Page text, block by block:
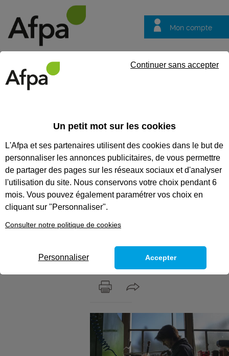
Mon compte
questions
Mécanicien
réparateur,
mécanicienne
réparatrice de
matériels agricoles
option parcs et
jardins
Un petit mot sur les cookies
L'Afpa et ses partenaires utilisent des cookies dans le but de
personnaliser les annonces publicitaires, de vous permettre
de partager des pages sur les réseaux sociaux et d'analyser
l'utilisation du site. Nous conservons votre choix pendant 6
mois. Vous pouvez également paramétrer vos choix en
cliquant sur "Personnaliser".
Consulter notre politique de cookies
Continuer sans accepter
Personnaliser Accepter